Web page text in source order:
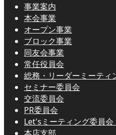
事業案内
本会事業
オープン事業
ブロック事業
同友会事業
常任役員会
総務・リーダーミーティ
セミナー委員会
交流委員会
PR委員会
Let'sミーティング委員会